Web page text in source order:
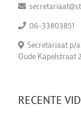
06-33803851
Secretariaat p/a
Oude Kapelstraat
RECENTE